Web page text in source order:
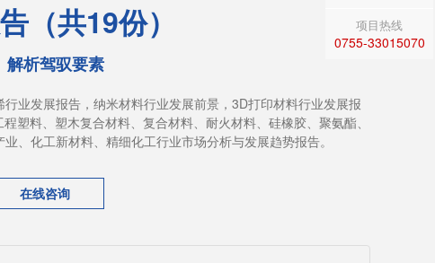
（共19份）
解析驾驭要素
业发展报告，纳米材料行业发展前景，3D打印材料行业发展报
塑料、塑木复合材料、复合材料、耐火材料、硅橡胶、聚氨酯、
、化工新材料、精细化工行业市场分析与发展趋势报告。
在线咨询
项目热线
0755-33015070